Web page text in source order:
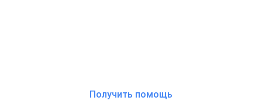
Получить помощь